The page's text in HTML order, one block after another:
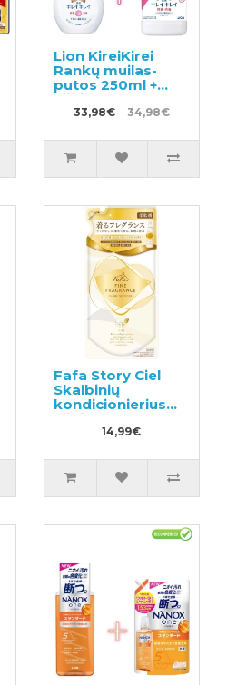
Lion KireiKirei
Rankų muilas-
putos 250ml +
užpildas 800ml
33,98€ 34,98€
Fafa Story Ciel
Skalbinių
kondicionierius
užpildas 500ml
14,99€